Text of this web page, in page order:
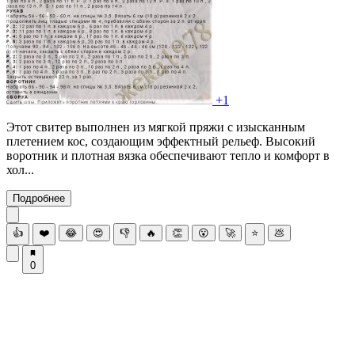
+1
Этот свитер выполнен из мягкой пряжи с изысканным
плетением кос, создающим эффектный рельеф. Высокий
воротник и плотная вязка обеспечивают тепло и комфорт в
хол...
Подробнее
👍 ❤️ 😂 😍 👎 🔥 👏 😮 🚀 ⭐ 💩
0